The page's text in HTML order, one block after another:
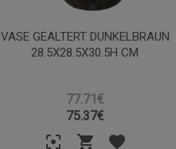
VASE GEALTERT DUNKELBRAUN
28.5X28.5X30.5H CM
77.71€
75.37€